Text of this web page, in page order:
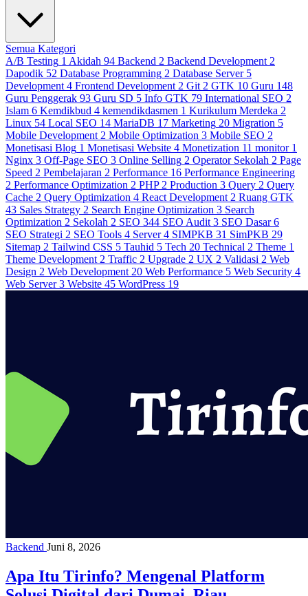
Semua Kategori
A/B Testing 1 Akidah 94 Backend 2 Backend Development 2
Dapodik 52 Database Programming 2 Database Server 5
Development 4 Frontend Development 2 Git 2 GTK 10 Guru 148
Guru Penggerak 93 Guru SD 5 Info GTK 79 International SEO 2
Islam 6 Kemdikbud 4 kemendikdasmen 1 Kurikulum Merdeka 2
Linux 54 Local SEO 14 MariaDB 17 Marketing 20 Migration 5
Mobile Development 2 Mobile Optimization 3 Mobile SEO 2
Monetisasi Blog 1 Monetisasi Website 4 Monetization 11 monitor 1
Nginx 3 Off-Page SEO 3 Online Selling 2 Operator Sekolah 2 Page
Speed 2 Pembelajaran 2 Performance 16 Performance Engineering
2 Performance Optimization 2 PHP 2 Production 3 Query 2 Query
Cache 2 Query Optimization 4 React Development 2 Ruang GTK
43 Sales Strategy 2 Search Engine Optimization 3 Search
Optimization 2 Sekolah 2 SEO 344 SEO Audit 3 SEO Dasar 6
SEO Strategi 2 SEO Tools 4 Server 4 SIMPKB 31 SimPKB 29
Sitemap 2 Tailwind CSS 5 Tauhid 5 Tech 20 Technical 2 Theme 1
Theme Development 2 Traffic 2 Upgrade 2 UX 2 Validasi 2 Web
Design 2 Web Development 20 Web Performance 5 Web Security 4
Web Server 3 Website 45 WordPress 19
Backend Juni 8, 2026
Apa Itu Tirinfo? Mengenal Platform